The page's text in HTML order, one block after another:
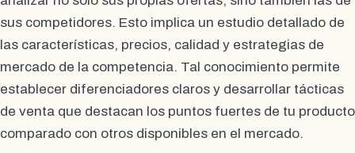
sus competidores. Esto implica un estudio detallado de
las características, precios, calidad y estrategias de
mercado de la competencia. Tal conocimiento permite
establecer diferenciadores claros y desarrollar tácticas
de venta que destacan los puntos fuertes de tu producto
comparado con otros disponibles en el mercado.